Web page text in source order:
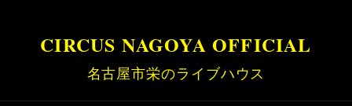
CIRCUS NAGOYA OFFICIAL
名古屋市栄のライブハウス